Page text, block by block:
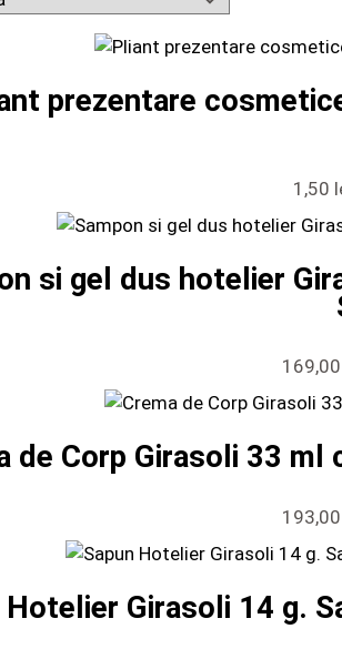
prezentare
1,50
si gel dus hotelier
169,00
de Corp Girasoli 33
193,00
Hotelier Girasoli 14 g.